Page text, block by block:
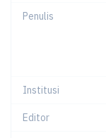
Penulis
Institusi
Editor